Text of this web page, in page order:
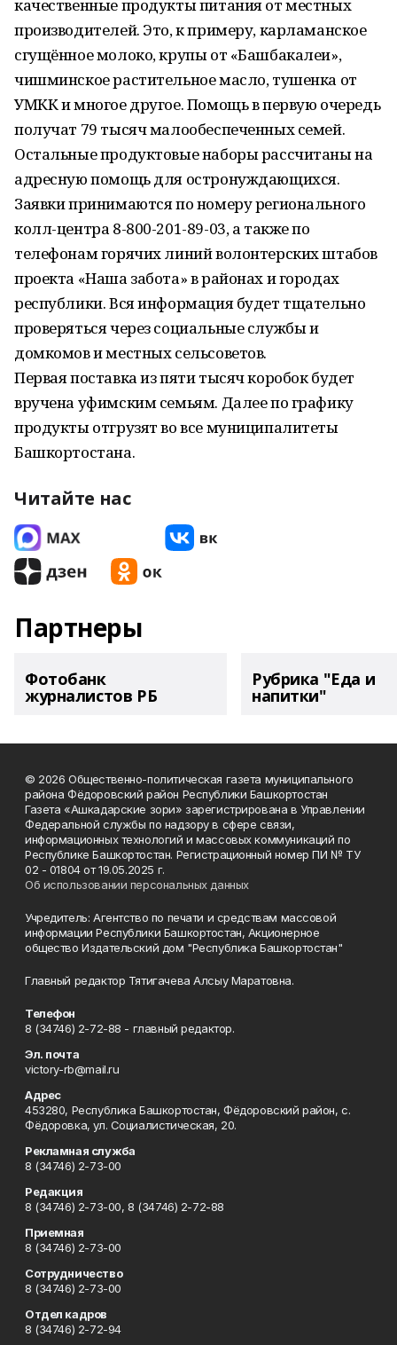
качественные продукты питания от местных
производителей. Это, к примеру, карламанское
сгущённое молоко, крупы от «Башбакалеи»,
чишминское растительное масло, тушенка от
УМКК и многое другое. Помощь в первую очередь
получат 79 тысяч малообеспеченных семей.
Остальные продуктовые наборы рассчитаны на
адресную помощь для остронуждающихся.
Заявки принимаются по номеру регионального
колл-центра 8-800-201-89-03, а также по
телефонам горячих линий волонтерских штабов
проекта «Наша забота» в районах и городах
республики. Вся информация будет тщательно
проверяться через социальные службы и
домкомов и местных сельсоветов.
Первая поставка из пяти тысяч коробок будет
вручена уфимским семьям. Далее по графику
продукты отгрузят во все муниципалитеты
Башкортостана.
Читайте нас
Партнеры
Фотобанк
журналистов РБ
Рубрика "Еда и
напитки"
© 2026 Общественно-политическая газета муниципального
района Фёдоровский район Республики Башкортостан
Газета «Ашкадарские зори» зарегистрирована в Управлении
Федеральной службы по надзору в сфере связи,
информационных технологий и массовых коммуникаций по
Республике Башкортостан. Регистрационный номер ПИ № ТУ
02 - 01804 от 19.05.2025 г.
Об использовании персональных данных
Учредитель: Агентство по печати и средствам массовой
информации Республики Башкортостан, Акционерное
общество Издательский дом "Республика Башкортостан"
Главный редактор Тятигачева Алсыу Маратовна.
Телефон
8 (34746) 2-72-88 - главный редактор.
Эл. почта
victory-rb@mail.ru
Адрес
453280, Республика Башкортостан, Фёдоровский район, с.
Фёдоровка, ул. Социалистическая, 20.
Рекламная служба
8 (34746) 2-73-00
Редакция
8 (34746) 2-73-00, 8 (34746) 2-72-88
Приемная
8 (34746) 2-73-00
Сотрудничество
8 (34746) 2-73-00
Отдел кадров
8 (34746) 2-72-94